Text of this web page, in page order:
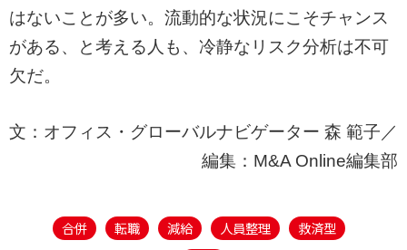
はないことが多い。流動的な状況にこそチャンス
がある、と考える人も、冷静なリスク分析は不可
欠だ。
文：オフィス・グローバルナビゲーター 森 範子／
編集：M&A Online編集部
合併 転職 減給 人員整理
救済型